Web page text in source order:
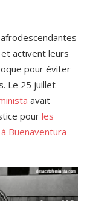
activent leurs
pour éviter
Le 25 juillet
avait
pour les
Buenaventura